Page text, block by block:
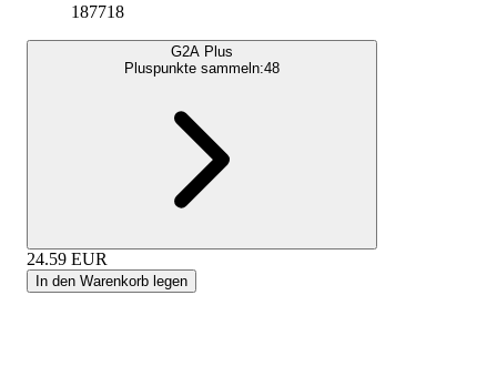
187718
G2A Plus
Pluspunkte sammeln:48
24.59 EUR
In den Warenkorb legen